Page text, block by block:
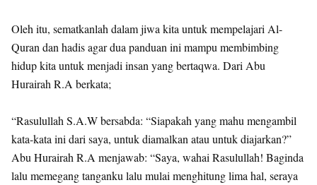
Oleh itu, sematkanlah dalam jiwa kita untuk mempelajari Al-
Quran dan hadis agar dua panduan ini mampu membimbing
hidup kita untuk menjadi insan yang bertaqwa. Dari Abu
Hurairah R.A berkata;
“Rasulullah S.A.W bersabda: “Siapakah yang mahu mengambil
kata-kata ini dari saya, untuk diamalkan atau untuk diajarkan?”
Abu Hurairah R.A menjawab: “Saya, wahai Rasulullah! Baginda
lalu memegang tanganku lalu mulai menghitung lima hal, seraya